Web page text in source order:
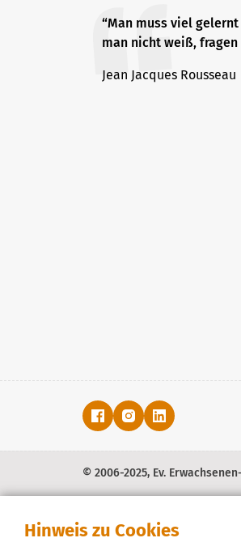
“Man muss viel
man nicht weiß, fragen
Jean Jacques Rousseau
© 2006-2025, Ev.
Hinweis zu Cookies